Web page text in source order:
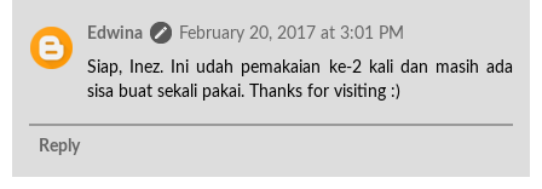
Edwina
February 20, 2017 at 3:01 PM
Siap, Inez. Ini udah pemakaian ke-2 kali dan masih ada
sisa buat sekali pakai. Thanks for visiting :)
Reply